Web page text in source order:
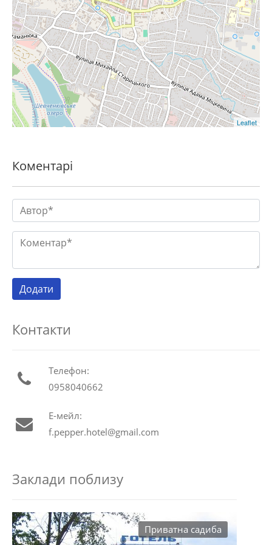
Leaflet
Коментарі
Контакти
Телефон:
0958040662
Е-мейл:
f.pepper.hotel@gmail.com
Заклади поблизу
Приватна садиба